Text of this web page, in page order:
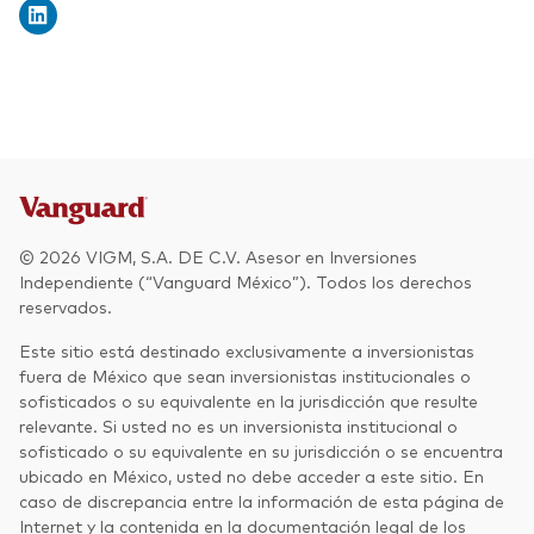
© 2026 VIGM, S.A. DE C.V. Asesor en Inversiones
Independiente (“Vanguard México”). Todos los derechos
reservados.
Este sitio está destinado exclusivamente a inversionistas
fuera de México que sean inversionistas institucionales o
sofisticados o su equivalente en la jurisdicción que resulte
relevante. Si usted no es un inversionista institucional o
sofisticado o su equivalente en su jurisdicción o se encuentra
ubicado en México, usted no debe acceder a este sitio. En
caso de discrepancia entre la información de esta página de
Internet y la contenida en la documentación legal de los